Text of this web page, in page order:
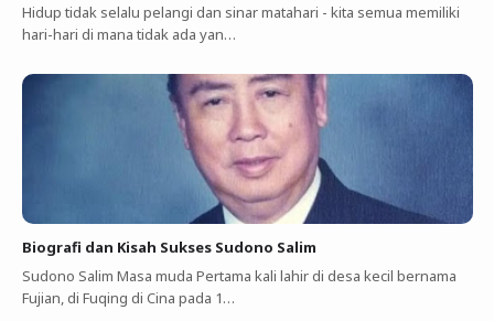
Hidup tidak selalu pelangi dan sinar matahari - kita semua memiliki
hari-hari di mana tidak ada yan…
Biografi dan Kisah Sukses Sudono Salim
Sudono Salim Masa muda Pertama kali lahir di desa kecil bernama
Fujian, di Fuqing di Cina pada 1…